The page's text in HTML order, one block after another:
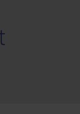
Que
?